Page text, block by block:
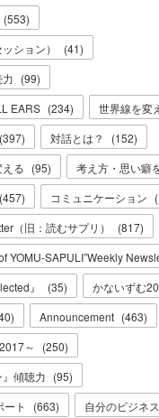
(553)
ション）
(41)
(99)
EARS (234) 世界線を変
(397) 対話とは？ (152)
る (95) 考え方・思い癖
(457) コミュニケーション (
（旧：読むサプリ）
(817)
YOMU-SAPULI”Weekly
』
(35) かないずむ
) Announcement (463)
～
(250)
傾聴力 (95)
ト
(663) 自分のビジネ